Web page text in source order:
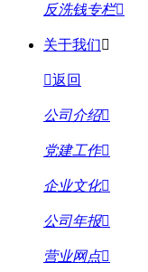
反洗钱专栏
关于我们
返回
公司介绍
党建工作
企业文化
公司年报
营业网点